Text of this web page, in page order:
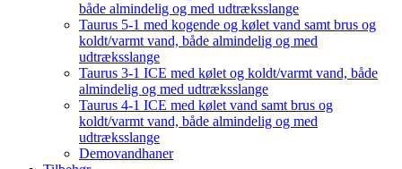
både almindelig og med udtræksslange
Taurus 5-1 med kogende og kølet vand samt brus og
koldt/varmt vand, både almindelig og med
udtræksslange
Taurus 3-1 ICE med kølet og koldt/varmt vand, både
almindelig og med udtræksslange
Taurus 4-1 ICE med kølet vand samt brus og
koldt/varmt vand, både almindelig og med
udtræksslange
Demovandhaner